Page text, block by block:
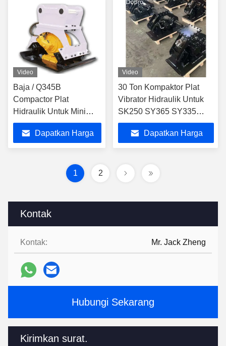
Kontak
Kontak: Mr. Jack Zheng
Hubungi Sekarang
Kirimkan surat.
Video
Baja / Q345B
Compactor Plat
Hidraulik Untuk Mini
Excavator PC200
ZX140 SK220
Dapatkan Harga
Video
30 Ton Kompaktor Plat
Vibrator Hidraulik Untuk
SK250 SY365 SY335
EC290B CX360 LG936
ExcavatorDapatkan Harga
1 2